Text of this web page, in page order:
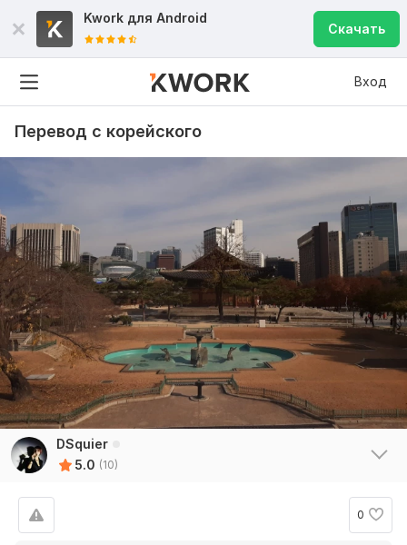
Kwork для Android
Скачать
Вход
Перевод с корейского
DSquier
5.0 (10)
0